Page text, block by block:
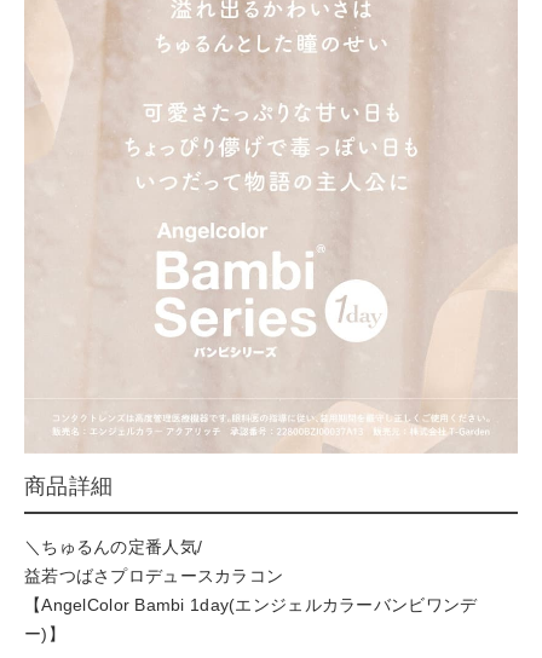
商品詳細
＼ちゅるんの定番人気/
益若つばさプロデュースカラコン
【AngelColor Bambi 1day(エンジェルカラーバンビワンデ
ー)】